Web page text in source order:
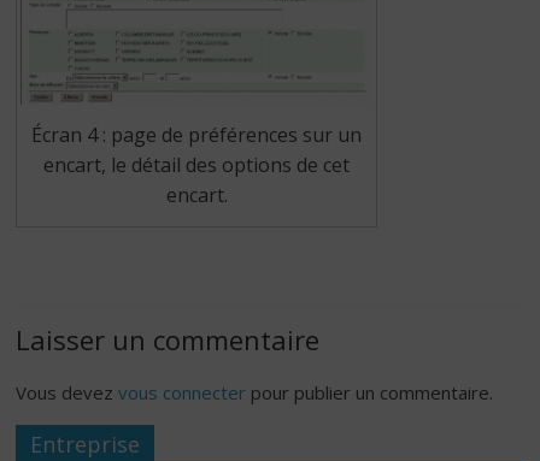
Écran 4 : page de préférences sur un
encart, le détail des options de cet
encart.
Laisser un commentaire
Vous devezvous connecter pour publier un commentaire.
Entreprise